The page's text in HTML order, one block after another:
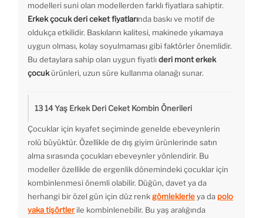
modelleri suni olan modellerden farklı fiyatlara sahiptir.
Erkek çocuk deri ceket fiyatlarında baskı ve motif de
oldukça etkilidir. Baskıların kalitesi, makinede yıkamaya
uygun olması, kolay soyulmaması gibi faktörler önemlidir.
Bu detaylara sahip olan uygun fiyatlı deri mont erkek
çocukürünleri, uzun süre kullanma olanağı sunar.
13 14 Yaş Erkek Deri Ceket Kombin Önerileri
Çocuklar için kıyafet seçiminde genelde ebeveynlerin
rolü büyüktür. Özellikle de dış giyim ürünlerinde satın
alma sırasında çocukları ebeveynler yönlendirir. Bu
modeller özellikle de ergenlik dönemindeki çocuklar için
kombinlenmesi önemli olabilir. Düğün, davet ya da
herhangi bir özel gün için düz renkgömleklerleya da polo
yaka tişörtlerile kombinlenebilir. Bu yaş aralığında